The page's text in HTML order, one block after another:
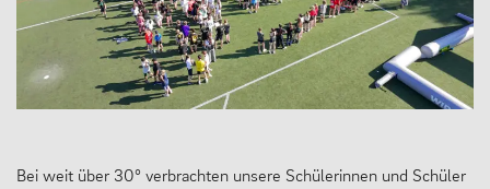
Bei weit über 30° verbrachten unsere Schülerinnen und Schüler